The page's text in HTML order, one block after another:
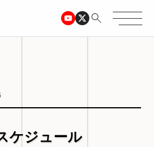
ケジュール